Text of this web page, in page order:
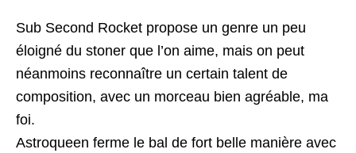
Sub Second Rocket propose un genre un peu
éloigné du stoner que l’on aime, mais on peut
néanmoins reconnaître un certain talent de
composition, avec un morceau bien agréable, ma
foi.
Astroqueen ferme le bal de fort belle manière avec